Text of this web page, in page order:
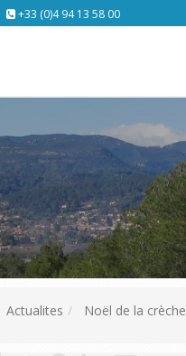
+33 (0)4 94 13 58 00
Actualites Noël de la crèche